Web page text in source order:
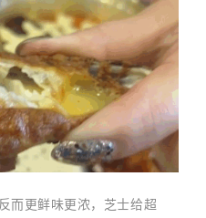
而更鲜味更浓，芝士给超